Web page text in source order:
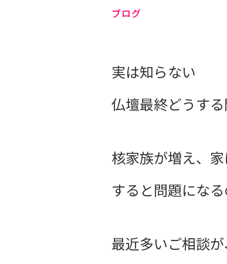
ブログ
実は知らない
仏壇最終どうす
核家族が増え、
すると問題にな
最近多いご相談が